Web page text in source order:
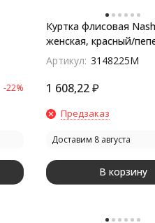
-22%
Куртка флисовая
женская, красный/
серый
Артикул: 3148225M
1 608,22₽
Предзаказ
Доставим 8 августа
В корзину